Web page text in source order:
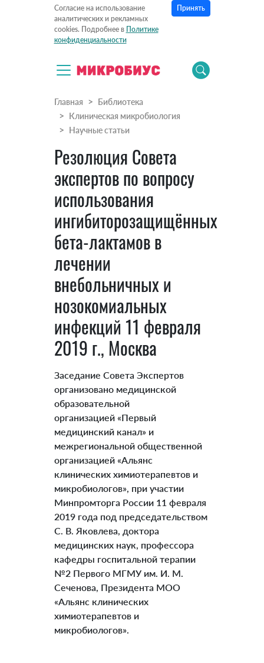
Согласие на использование
аналитических и рекламных
cookies. Подробнее в Политике
конфиденциальности
Принять
Главная
Библиотека
Клиническая микробиология
Научные статьи
Резолюция Совета
экспертов по вопросу
использования
ингибиторозащищённых
бета-лактамов в
лечении
внебольничных и
нозокомиальных
инфекций 11 февраля
2019 г., Москва
Заседание Совета Экспертов
организовано медицинской
образовательной
организацией «Первый
медицинский канал» и
межрегиональной общественной
организацией «Альянс
клинических химиотерапевтов и
микробиологов», при участии
Минпромторга России 11 февраля
2019 года под председательством
С. В. Яковлева, доктора
медицинских наук, профессора
кафедры госпитальной терапии
№2 Первого МГМУ им. И. М.
Сеченова, Президента МОО
«Альянс клинических
химиотерапевтов и
микробиологов».